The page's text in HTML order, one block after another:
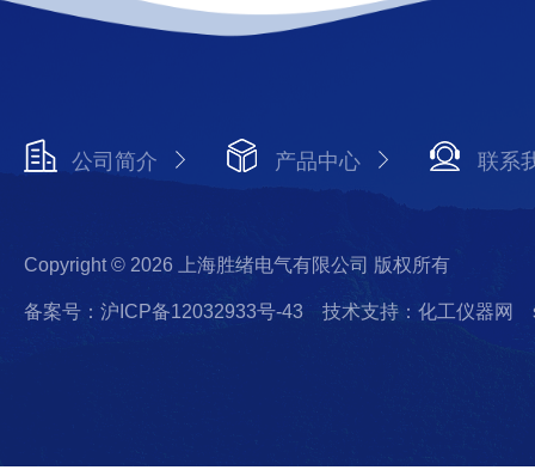
公司简介 产品中心 联系
Copyright © 2026 上海胜绪电气有限公司 版权所有
备案号：沪ICP备12032933号-43 技术支持：化工仪器网